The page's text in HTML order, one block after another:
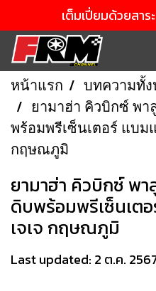
เต็มเปี่ยมด้วยสาร
หน้าแรก บทความทั้
ยามาฮ่า คิวบิกซ์ พ
พร้อมพรีเซ็นเตอร์ แบม
กฤษณภูมิ
ยามาฮ่า คิวบิกซ์ พ
ดิบพร้อมพรีเซ็นเต
เจเจ กฤษณภูมิ
Last updated: 2 ต.ค.